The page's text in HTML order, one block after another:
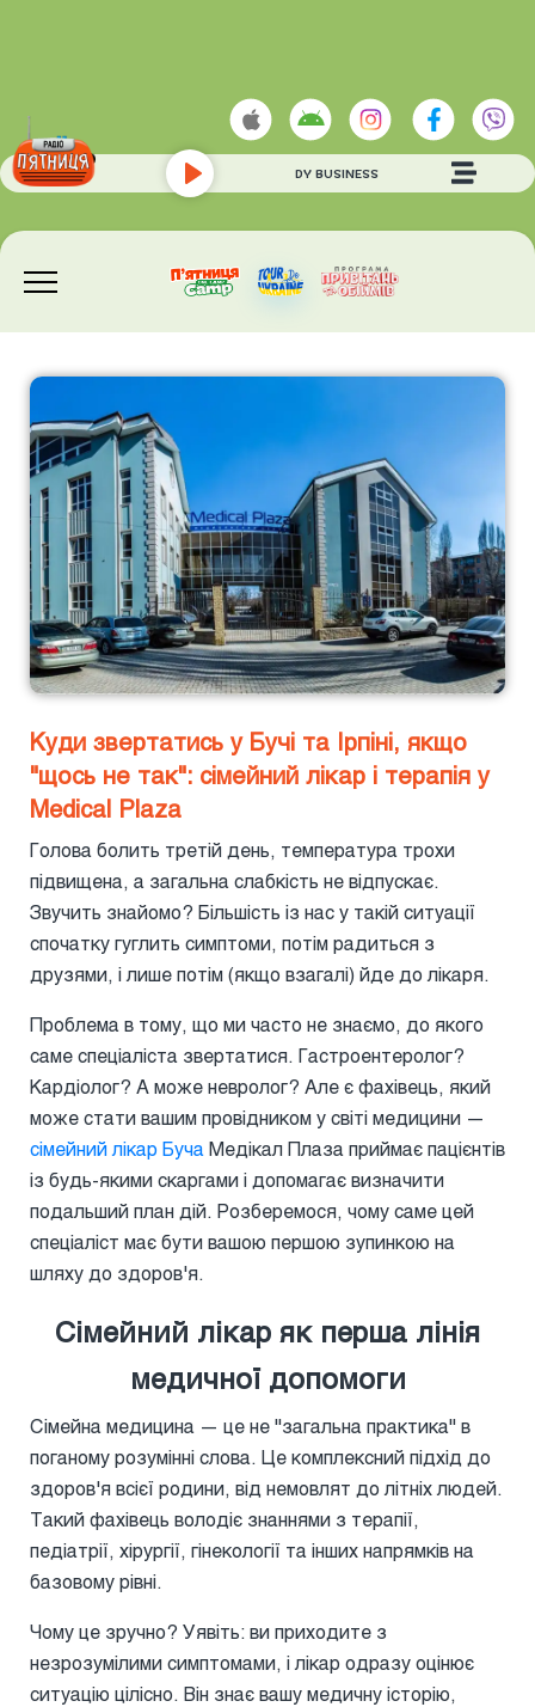
Play
ARDIS - AIN'T NOBODY BUSINESS
Куди звертатись у Бучі та Ірпіні, якщо
"щось не так": сімейний лікар і терапія у
Medical Plaza
Голова болить третій день, температура трохи
підвищена, а загальна слабкість не відпускає.
Звучить знайомо? Більшість із нас у такій ситуації
спочатку гуглить симптоми, потім радиться з
друзями, і лише потім (якщо взагалі) йде до лікаря.
Проблема в тому, що ми часто не знаємо, до якого
саме спеціаліста звертатися. Гастроентеролог?
Кардіолог? А може невролог? Але є фахівець, який
може стати вашим провідником у світі медицини —
сімейний лікар Буча Медікал Плаза приймає пацієнтів
із будь-якими скаргами і допомагає визначити
подальший план дій. Розберемося, чому саме цей
спеціаліст має бути вашою першою зупинкою на
шляху до здоров'я.
Сімейний лікар як перша лінія
медичної допомоги
Сімейна медицина — це не "загальна практика" в
поганому розумінні слова. Це комплексний підхід до
здоров'я всієї родини, від немовлят до літніх людей.
Такий фахівець володіє знаннями з терапії,
педіатрії, хірургії, гінекології та інших напрямків на
базовому рівні.
Чому це зручно? Уявіть: ви приходите з
незрозумілими симптомами, і лікар одразу оцінює
ситуацію цілісно. Він знає вашу медичну історію,